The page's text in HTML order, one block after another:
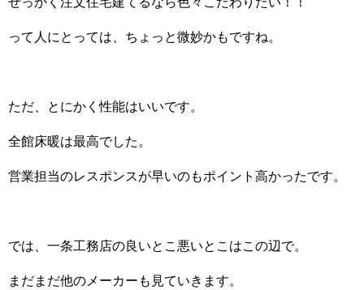
って人にとっては、ちょっと微妙かもですね。
ただ、とにかく性能はいいです。
全館床暖は最高でした。
営業担当のレスポンスが早いのもポイント高かったです。
では、一条工務店の良いとこ悪いとこはこの辺で。
まだまだ他のメーカーも見ていきます。